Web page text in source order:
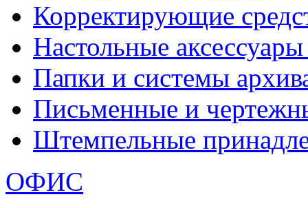
Корректирующие
Настольные
Папки и системы
Письменные и
Штемпельные
ОФИС